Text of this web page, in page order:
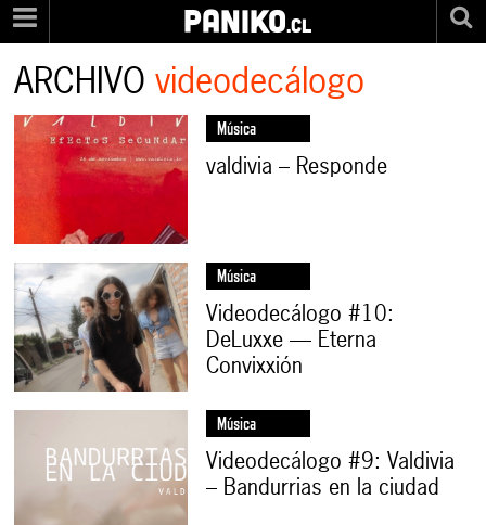
PANIKO.cl
ARCHIVOvideodecálogo
Música
valdivia – Responde
Música
Videodecálogo #10:
DeLuxxe — Eterna
Convixxión
Música
Videodecálogo #9: Valdivia
– Bandurrias en la ciudad